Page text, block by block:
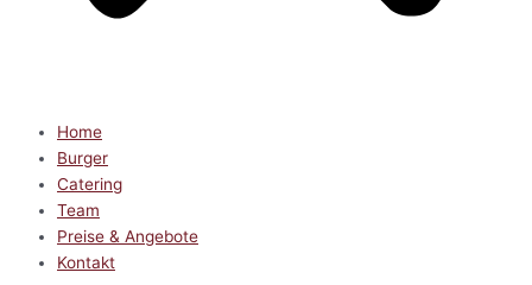
Home
Burger
Catering
Team
Preise & Angebote
Kontakt